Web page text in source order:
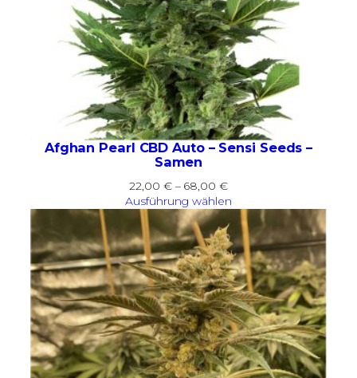
Afghan Pearl CBD Auto – Sensi Seeds –
Samen
22,00 € – 68,00 €Preisspanne:
22,00 €
bis
68,00 €
Ausführung wählen